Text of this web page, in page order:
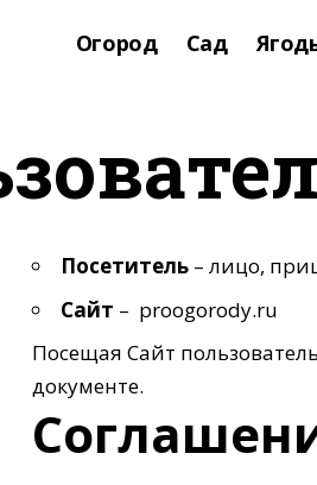
Огород Сад
Посетитель – лицо,
Сайт – proogorody.ru
Посещая Сайт
документе.